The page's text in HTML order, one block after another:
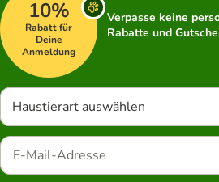
10%
Rabatt für
Deine
Anmeldung
Verpasse keine
Rabatte und
Haustierart auswählen